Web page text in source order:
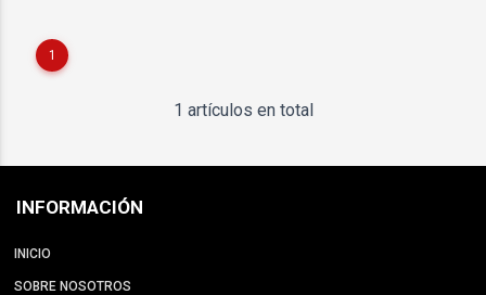
1
1 artículos en total
INFORMACIÓN
INICIO
SOBRE NOSOTROS